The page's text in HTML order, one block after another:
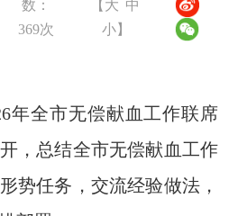
数：
369次
【 大 中
小】
年全市无偿献血工作联席
，总结全市无偿献血工作
势任务，交流经验做法，